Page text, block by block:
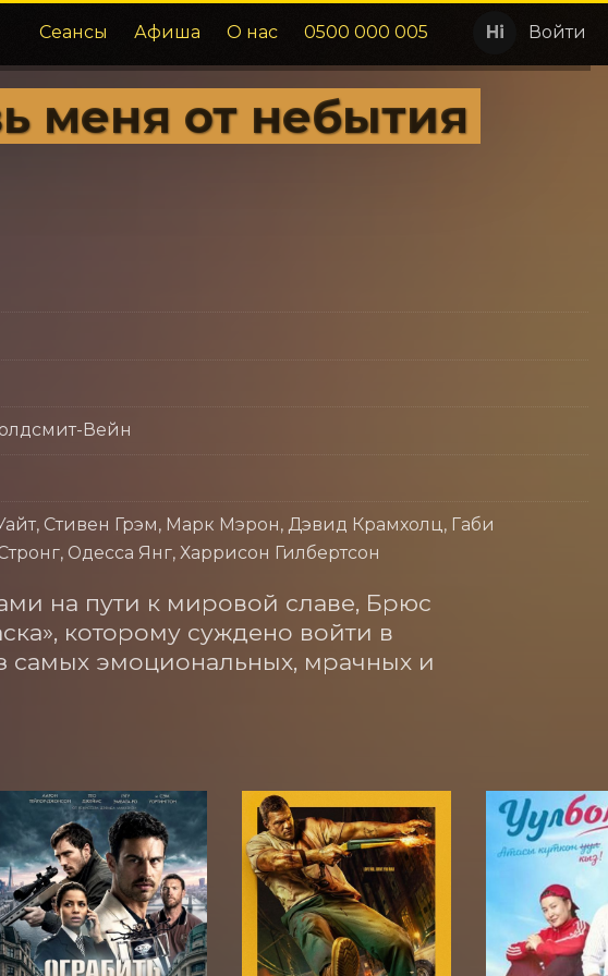
Сеансы Афиша О нас 0500 000 005 Войти
меня от небытия
Вейн
Стивен Грэм, Марк Мэрон, Дэвид Крамхолц, Габи
Одесса Янг, Харрисон Гилбертсон
на пути к мировой славе, Брюс
которому суждено войти в
эмоциональных, мрачных и